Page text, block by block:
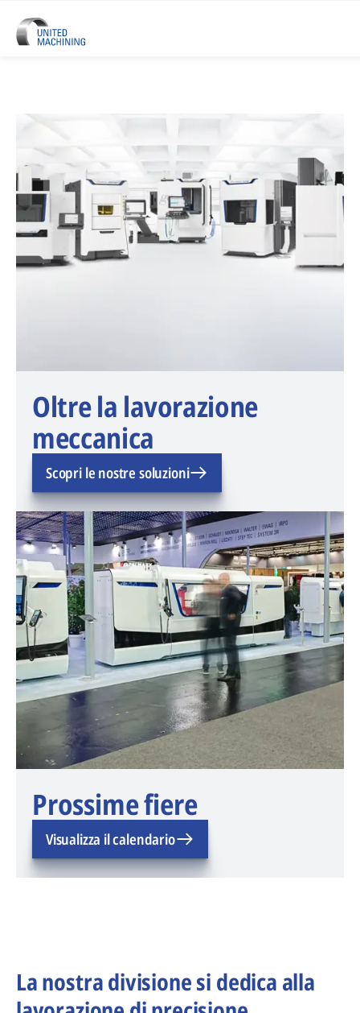
UNITED MACHINING - Sei
Oltre la lavorazione
meccanica
Scopri le nostre soluzioni
Prossime fiere
Visualizza il calendario
La nostra divisione si dedica alla